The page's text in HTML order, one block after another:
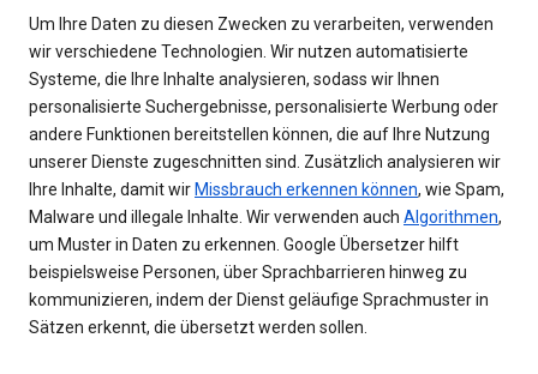
Um Ihre Daten zu diesen Zwecken zu verarbeiten, verwenden
wir verschiedene Technologien. Wir nutzen automatisierte
Systeme, die Ihre Inhalte analysieren, sodass wir Ihnen
personalisierte Suchergebnisse, personalisierte Werbung oder
andere Funktionen bereitstellen können, die auf Ihre Nutzung
unserer Dienste zugeschnitten sind. Zusätzlich analysieren wir
Ihre Inhalte, damit wir Missbrauch erkennen können, wie Spam,
Malware und illegale Inhalte. Wir verwenden auch Algorithmen,
um Muster in Daten zu erkennen. Google Übersetzer hilft
beispielsweise Personen, über Sprachbarrieren hinweg zu
kommunizieren, indem der Dienst geläufige Sprachmuster in
Sätzen erkennt, die übersetzt werden sollen.